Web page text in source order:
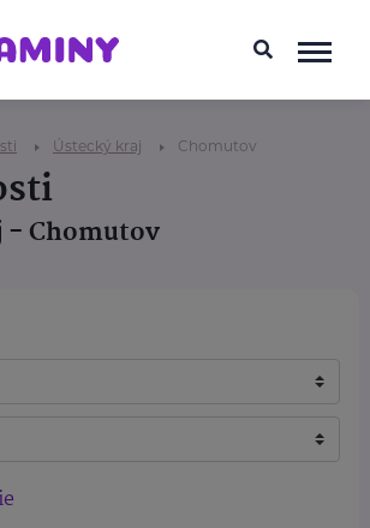
Ústecký kraj Chomutov
- Chomutov